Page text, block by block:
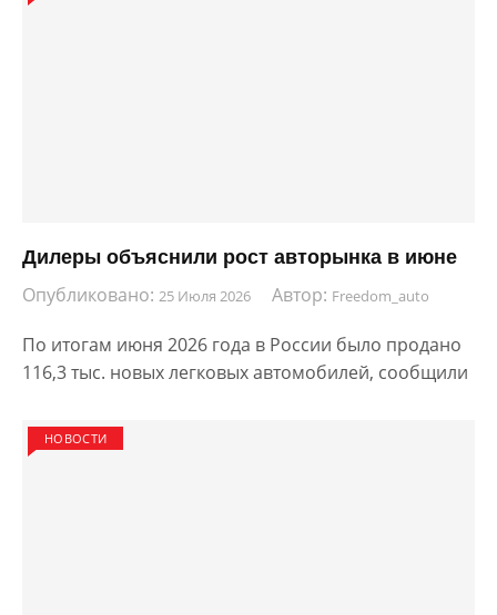
Дилеры объяснили рост авторынка в июне
Опубликовано: 25 Июля 2026 Автор: Freedom_auto
По итогам июня 2026 года в России было продано
116,3 тыс. новых легковых автомобилей, сообщили
НОВОСТИ